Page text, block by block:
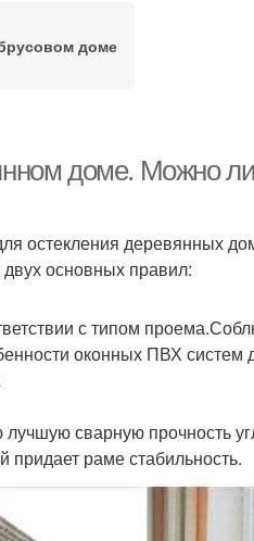
доме
доме. Можно
остекления деревянных
основных правил:
с типом
оконных ПВХ
сварную прочность
придает раме стабильность.